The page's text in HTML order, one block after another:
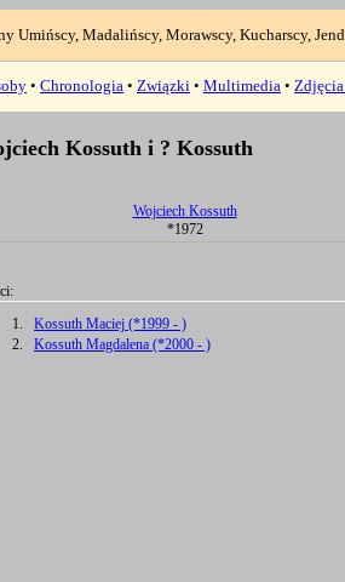
Umińscy, Madalińscy, Morawscy, Kucharscy,
• Chronologia • Związki • Multimedia •
Kossuth i ? Kossuth
Wojciech Kossuth
*1972
1.
Kossuth Maciej (*1999 - )
2.
Kossuth Magdalena (*2000 - )